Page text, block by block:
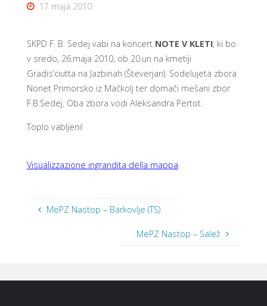
17 maja 2010
SKPD F. B. Sedej vabi na koncert NOTE V KLETI, ki bo
v sredo, 26.maja 2010, ob 20.uri na kmetiji
Gradis’ciutta na Jazbinah (Števerjan). Sodelujeta zbora
Nonet Primorsko iz Mačkolj ter domači mešani zbor
F.B.Sedej. Oba zbora vodi Aleksandra Pertot.
Toplo vabljeni!
Visualizzazione ingrandita della mappa
MePZ Nastop – Barkovlje (TS)
MePZ Nastop – Salež